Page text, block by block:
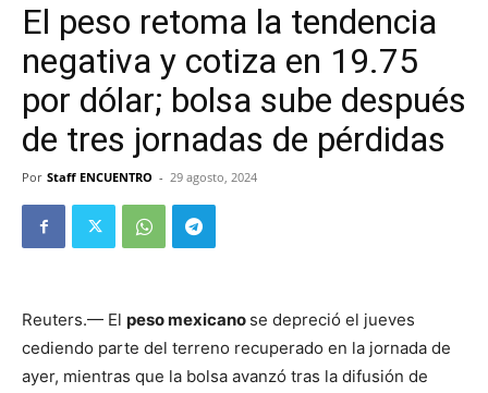
El peso retoma la tendencia
negativa y cotiza en 19.75
por dólar; bolsa sube después
de tres jornadas de pérdidas
Por Staff ENCUENTRO - 29 agosto, 2024
Reuters.— El peso mexicano se depreció el jueves
cediendo parte del terreno recuperado en la jornada de
ayer, mientras que la bolsa avanzó tras la difusión de